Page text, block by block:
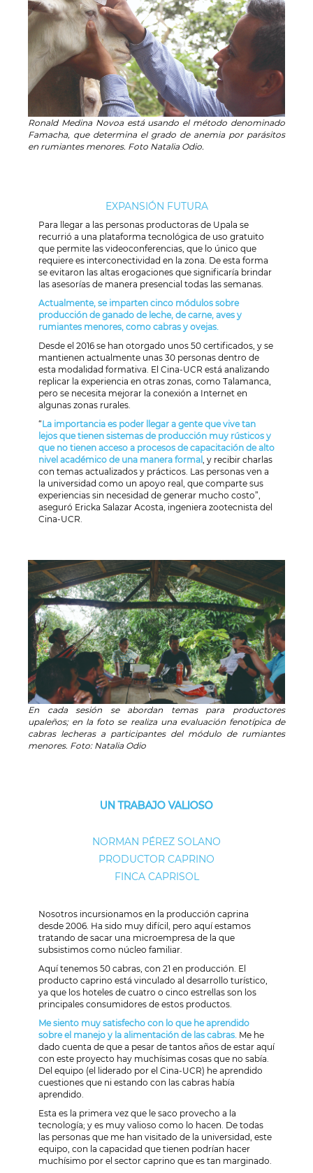
Ronald Medina Novoa está usando el método denominado
Famacha, que determina el grado de anemia por parásitos
en rumiantes menores. Foto Natalia Odio.
EXPANSIÓN FUTURA
Para llegar a las personas productoras de Upala se
recurrió a una plataforma tecnológica de uso gratuito
que permite las videoconferencias, que lo único que
requiere es interconectividad en la zona. De esta forma
se evitaron las altas erogaciones que significaría brindar
las asesorías de manera presencial todas las semanas.
Actualmente, se imparten cinco módulos sobre
producción de ganado de leche, de carne, aves y
rumiantes menores, como cabras y ovejas.
Desde el 2016 se han otorgado unos 50 certificados, y se
mantienen actualmente unas 30 personas dentro de
esta modalidad formativa. El Cina-UCR está analizando
replicar la experiencia en otras zonas, como Talamanca,
pero se necesita mejorar la conexión a Internet en
algunas zonas rurales.
“La importancia es poder llegar a gente que vive tan
lejos que tienen sistemas de producción muy rústicos y
que no tienen acceso a procesos de capacitación de alto
nivel académico de una manera formal , y recibir charlas
con temas actualizados y prácticos. Las personas ven a
la universidad como un apoyo real, que comparte sus
experiencias sin necesidad de generar mucho costo”,
aseguró Ericka Salazar Acosta, ingeniera zootecnista del
Cina-UCR.
En cada sesión se abordan temas para productores
upaleños; en la foto se realiza una evaluación fenotípica de
cabras lecheras a participantes del módulo de rumiantes
menores. Foto: Natalia Odio
UN TRABAJO VALIOSO
NORMAN PÉREZ SOLANO
PRODUCTOR CAPRINO
FINCA CAPRISOL
Nosotros incursionamos en la producción caprina
desde 2006. Ha sido muy difícil, pero aquí estamos
tratando de sacar una microempresa de la que
subsistimos como núcleo familiar.
Aquí tenemos 50 cabras, con 21 en producción. El
producto caprino está vinculado al desarrollo turístico,
ya que los hoteles de cuatro o cinco estrellas son los
principales consumidores de estos productos.
Me siento muy satisfecho con lo que he aprendido
sobre el manejo y la alimentación de las cabras. Me he
dado cuenta de que a pesar de tantos años de estar aquí
con este proyecto hay muchísimas cosas que no sabía.
Del equipo (el liderado por el Cina-UCR) he aprendido
cuestiones que ni estando con las cabras había
aprendido.
Esta es la primera vez que le saco provecho a la
tecnología; y es muy valioso como lo hacen. De todas
las personas que me han visitado de la universidad, este
equipo, con la capacidad que tienen podrían hacer
muchísimo por el sector caprino que es tan marginado.